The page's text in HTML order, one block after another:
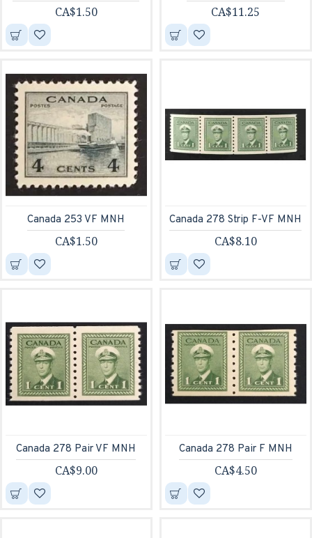
CA$1.50 CA$11.25
Canada 253 VF MNH
CA$1.50
Canada 278 Strip F-VF MNH
CA$8.10
Canada 278 Pair VF MNH
CA$9.00
Canada 278 Pair F MNH
CA$4.50